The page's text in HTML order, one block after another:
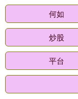
上证综指
何如
炒股
平台